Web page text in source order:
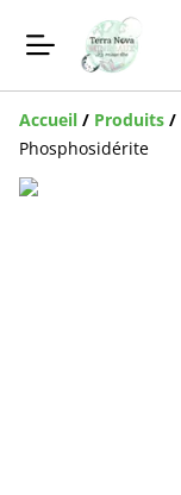
Accueil / Produits /
Phosphosidérite